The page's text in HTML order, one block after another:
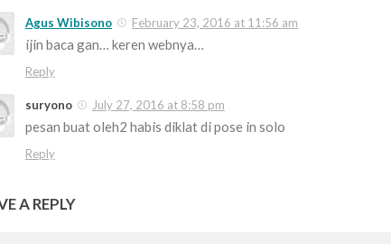
Agus Wibisono February 23, 2016 at 11:56 am
ijin baca gan… keren webnya…
Reply
suryono July 27, 2016 at 8:58 pm
pesan buat oleh2 habis diklat di pose in solo
Reply
A REPLY